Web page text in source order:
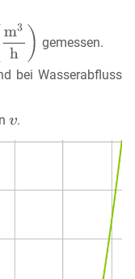
gemessen.
bei Wasserabfluss
.